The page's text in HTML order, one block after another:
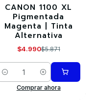
-15%
CANON 1100 XL
Pigmentada
Magenta | Tinta
Alternativa
$4.990$5.871
Cantidad
Comprar ahora